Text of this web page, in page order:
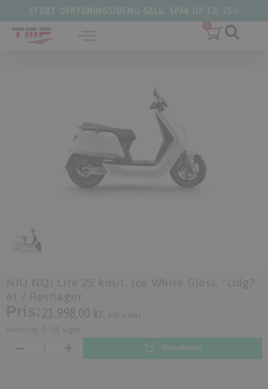
STORT OPRYDNINGS/DEMO-SALG: SPAR OP TIL 75%
Forudbestil